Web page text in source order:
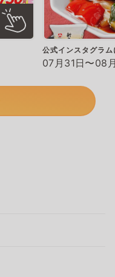
公式インスタグラ
07月31日〜08